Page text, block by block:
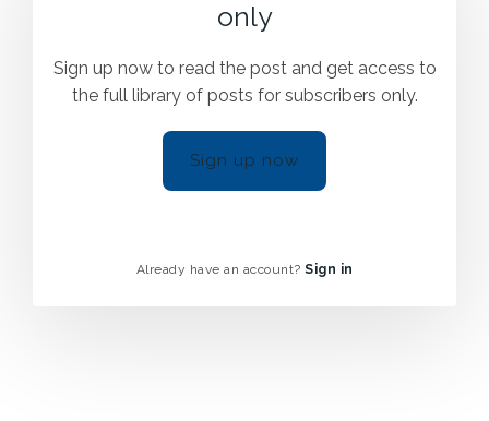
only
Sign up now to read the post and get access to
the full library of posts for subscribers only.
Sign up now
Already have an account? Sign in